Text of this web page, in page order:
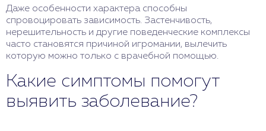
Даже особенности характера способны
спровоцировать зависимость. Застенчивость,
нерешительность и другие поведенческие комплексы
часто становятся причиной игромании, вылечить
которую можно только с врачебной помощью.
Какие симптомы помогут
выявить заболевание?